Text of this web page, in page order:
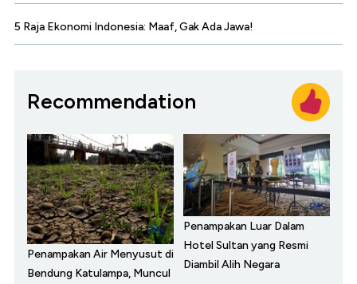
5 Raja Ekonomi Indonesia: Maaf, Gak Ada Jawa!
Recommendation
Penampakan Air Menyusut di
Bendung Katulampa, Muncul
Penampakan Luar Dalam
Hotel Sultan yang Resmi
Diambil Alih Negara